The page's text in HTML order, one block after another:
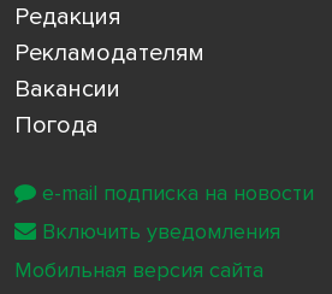
Редакция
Рекламодателям
Вакансии
Погода
e-mail подписка на новости
Включить уведомления
Мобильная версия сайта